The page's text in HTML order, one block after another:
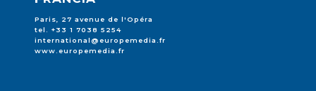
Paris, 27 avenue de l'Opéra
tel. +33 1 7038 5254
international@europemedia.fr
www.europemedia.fr